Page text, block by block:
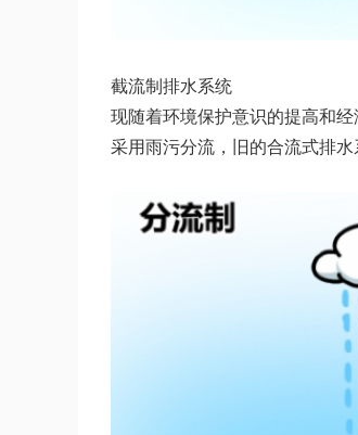
截流制排水系统
现随着环境保护意识的提高和
采用雨污分流，旧的合流式排